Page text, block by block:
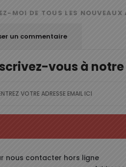
MOI DE TOUS LES
vous à
nous contacter hors ligne